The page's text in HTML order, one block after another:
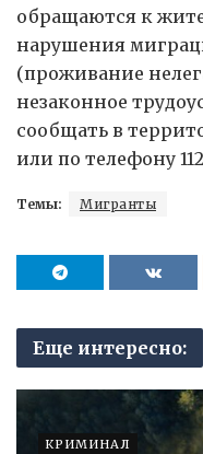
обращаются к
нарушения
(проживание
незаконное
сообщать в
или по телефону
Темы: Мигранты
Еще интересно:
КРИМИНАЛ